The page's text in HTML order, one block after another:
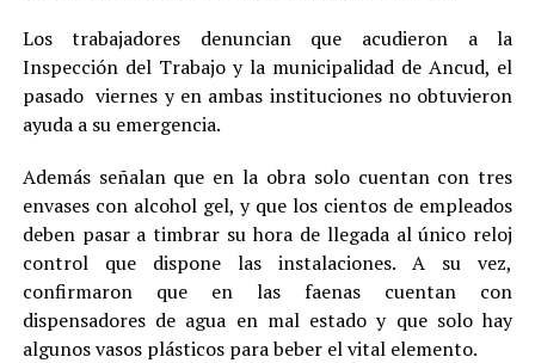
Los trabajadores denuncian que acudieron a la
Inspección del Trabajo y la municipalidad de Ancud, el
pasado viernes y en ambas instituciones no obtuvieron
ayuda a su emergencia.
Además señalan que en la obra solo cuentan con tres
envases con alcohol gel, y que los cientos de empleados
deben pasar a timbrar su hora de llegada al único reloj
control que dispone las instalaciones. A su vez,
confirmaron que en las faenas cuentan con
dispensadores de agua en mal estado y que solo hay
algunos vasos plásticos para beber el vital elemento.